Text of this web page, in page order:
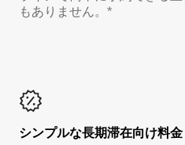
もありません。*
シンプルな長期滞在向け料金